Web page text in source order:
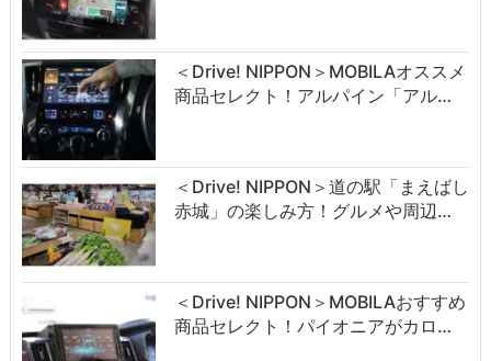
＜Drive! NIPPON＞MOBILAオススメ
商品セレクト！アルパイン「アル…
＜Drive! NIPPON＞道の駅「まえばし
赤城」の楽しみ方！グルメや周辺…
＜Drive! NIPPON＞MOBILAおすすめ
商品セレクト！パイオニアがカロ…